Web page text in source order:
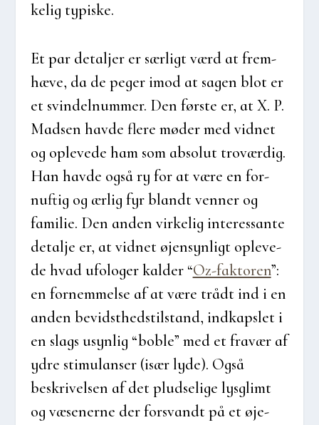
ke­lig typi­ske.
Et par detal­jer er sær­ligt værd at frem­
hæ­ve, da de peger imod at sagen blot er
et svin­delnum­mer. Den før­ste er, at X. P.
Mad­sen hav­de fle­re møder med vid­net
og ople­ve­de ham som abso­lut tro­vær­dig.
Han hav­de også ry for at være en for­
nuf­tig og ærlig fyr blandt ven­ner og
fami­lie. Den anden vir­ke­lig inter­es­san­te
detal­je er, at vid­net øjen­syn­ligt ople­ve­
de hvad ufo­lo­ger kal­der “Oz-fak­to­ren”:
en for­nem­mel­se af at være trå­dt ind i en
anden bevidst­heds­til­stand, ind­kaps­let i
en slags usyn­lig “bob­le” med et fra­vær af
ydre sti­mu­lan­ser (især lyde). Også
beskri­vel­sen af det plud­se­li­ge lys­glimt
og væse­ner­ne der for­svandt på et øje­